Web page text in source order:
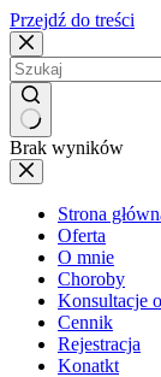
Przejdź do treści
Brak wyników
Strona
Oferta
O mnie
Choroby
Konsultacje
Cennik
Rejestracja
Konatkt